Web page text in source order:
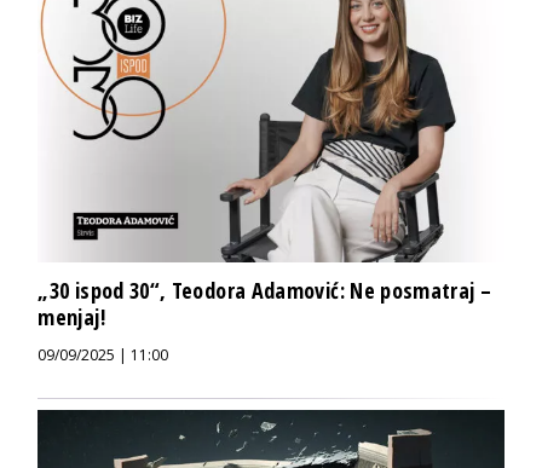
„30 ispod 30“, Teodora Adamović: Ne posmatraj –
menjaj!
09/09/2025 | 11:00